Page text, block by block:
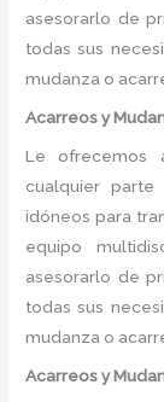
asesorarlo de
todas sus
mudanza o
Acarreos y
Le ofrecemos
cualquier
idóneos para
equipo
asesorarlo de
todas sus
mudanza o
Acarreos y